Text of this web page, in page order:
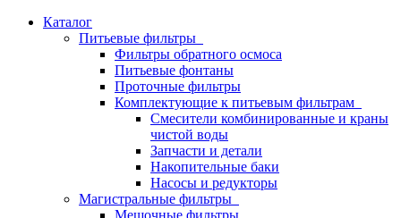
Каталог
Питьевые фильтры
Фильтры обратного осмоса
Питьевые фонтаны
Проточные фильтры
Комплектующие к питьевым фильтрам
Смесители комбинированные и краны
чистой воды
Запчасти и детали
Накопительные баки
Насосы и редукторы
Магистральные фильтры
Мешочные фильтры